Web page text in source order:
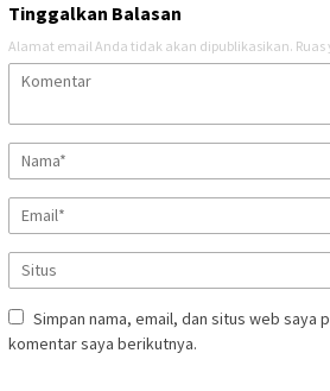
Tinggalkan Balasan
Alamat email Anda tidak akan dipublikasikan.
Simpan nama, email, dan situs web saya
komentar saya berikutnya.